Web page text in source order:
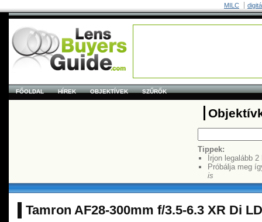
MILC
FŐOLDAL HÍREK OBJEKTÍVEK SZŰRŐK
Tippek:
Írjon legalább
Próbálja meg
is
Tamron AF28-300mm f/3.5-6.3 XR Di